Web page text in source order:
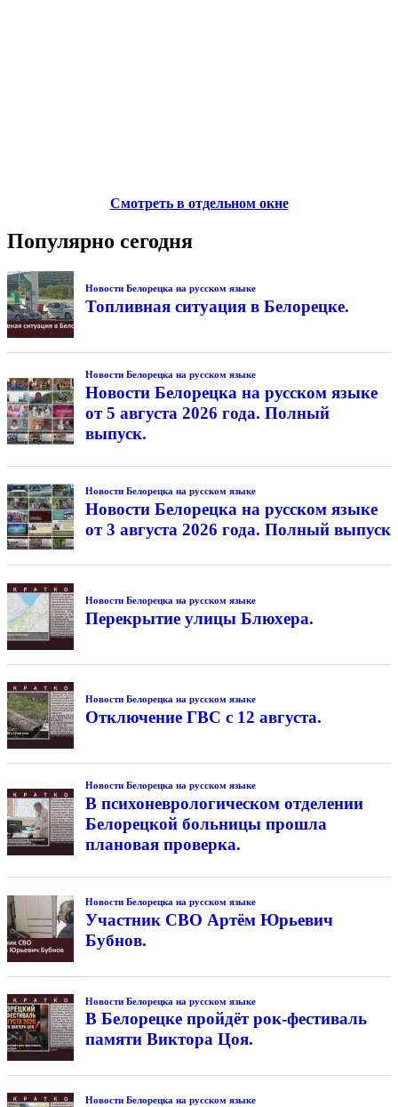
Смотреть в отдельном окне
Популярно сегодня
Новости Белорецка на русском языке
Топливная ситуация в Белорецке.
Новости Белорецка на русском языке
Новости Белорецка на русском языке
от 5 августа 2026 года. Полный
выпуск.
Новости Белорецка на русском языке
Новости Белорецка на русском языке
от 3 августа 2026 года. Полный выпуск
Новости Белорецка на русском языке
Перекрытие улицы Блюхера.
Новости Белорецка на русском языке
Отключение ГВС с 12 августа.
Новости Белорецка на русском языке
В психоневрологическом отделении
Белорецкой больницы прошла
плановая проверка.
Новости Белорецка на русском языке
Участник СВО Артём Юрьевич
Бубнов.
Новости Белорецка на русском языке
В Белорецке пройдёт рок-фестиваль
памяти Виктора Цоя.
Новости Белорецка на русском языке